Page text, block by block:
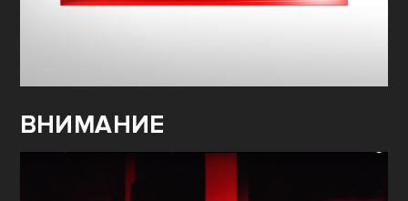
ВНИМАНИЕ